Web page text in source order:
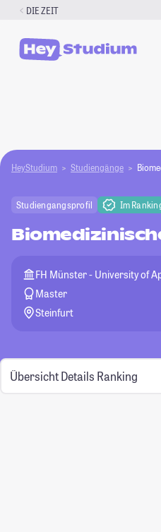
Zum
springen
DIE ZEIT
HeyStudium Studiengänge
Studiengangsprofil Im
FH Münster - University of
Master
Steinfurt
Übersicht Details Ranking